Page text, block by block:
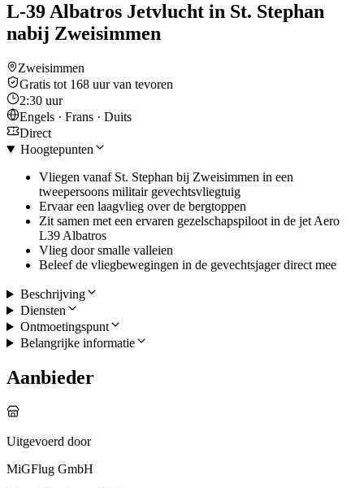
L-39 Albatros Jetvlucht in St. Stephan
nabij Zweisimmen
Zweisimmen
Gratis tot 168 uur van tevoren
2:30 uur
Engels · Frans · Duits
Direct
Hoogtepunten
Vliegen vanaf St. Stephan bij Zweisimmen in een
tweepersoons militair gevechtsvliegtuig
Ervaar een laagvlieg over de bergtoppen
Zit samen met een ervaren gezelschapspiloot in de jet Aero
L39 Albatros
Vlieg door smalle valleien
Beleef de vliegbewegingen in de gevechtsjager direct mee
Beschrijving
Diensten
Ontmoetingspunt
Belangrijke informatie
Aanbieder
Uitgevoerd door
MiGFlug GmbH